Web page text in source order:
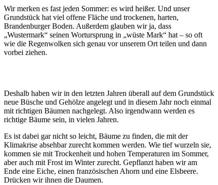
Wir merken es fast jeden Sommer: es wird heißer. Und unser
Grundstück hat viel offene Fläche und trockenen, harten,
Brandenburger Boden. Außerdem glauben wir ja, dass
„Wustermark“ seinen Wortursprung in „wüste Mark“ hat – so oft
wie die Regenwolken sich genau vor unserem Ort teilen und dann
vorbei ziehen.
Deshalb haben wir in den letzten Jahren überall auf dem Grundstück
neue Büsche und Gehölze angelegt und in diesem Jahr noch einmal
mit richtigen Bäumen nachgelegt. Also irgendwann werden es
richtige Bäume sein, in vielen Jahren.
Es ist dabei gar nicht so leicht, Bäume zu finden, die mit der
Klimakrise absehbar zurecht kommen werden. Wie tief wurzeln sie,
kommen sie mit Trockenheit und hohen Temperaturen im Sommer,
aber auch mit Frost im Winter zurecht. Gepflanzt haben wir am
Ende eine Eiche, einen französischen Ahorn und eine Elsbeere.
Drücken wir ihnen die Daumen.